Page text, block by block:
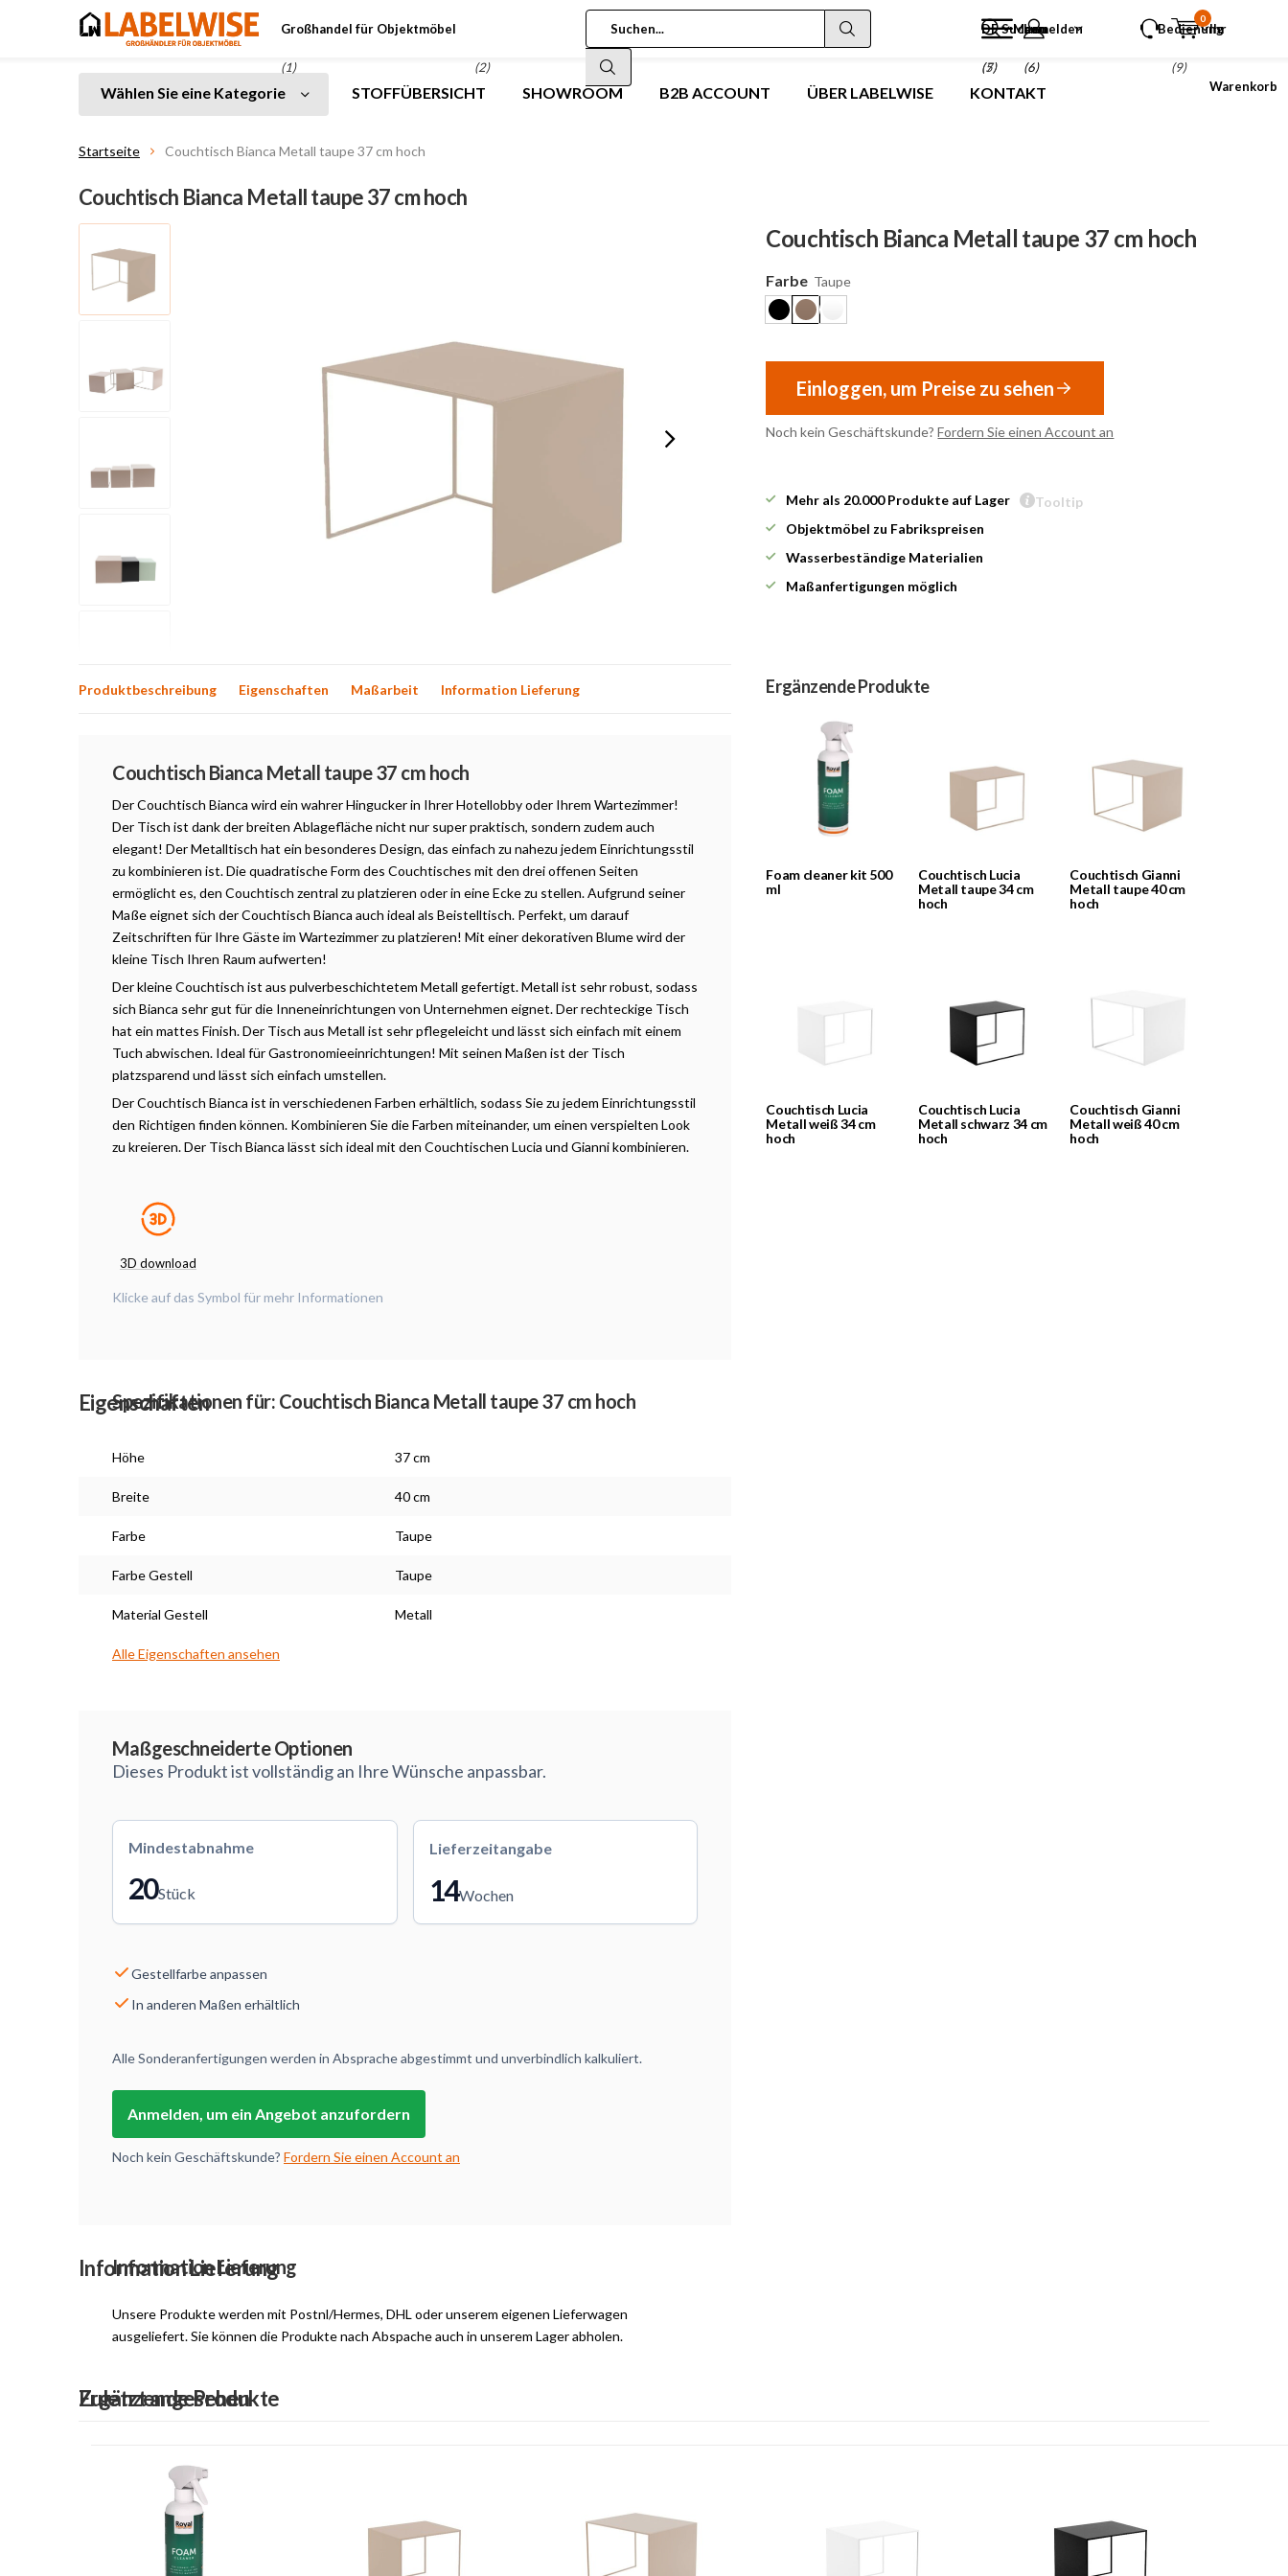
Großhandel für Objektmöbel
(1) (2)
DE Suchen
(5)
anmelden
(6)
Menu
(7)
Bedienung
Ihr
Warenkorb
0
(9)
Wählen Sie eine Kategorie STOFFÜBERSICHT SHOWROOM B2B ACCOUNT ÜBER LABELWISE KONTAKT
Startseite Couchtisch Bianca Metall taupe 37 cm hoch
Couchtisch Bianca Metall taupe 37 cm hoch
Couchtisch Bianca Metall taupe 37 cm hoch
Farbe Taupe
Einloggen, um Preise zu sehen
Noch kein Geschäftskunde?Fordern Sie einen Account an
Mehr als 20.000 Produkte auf Lager
Tooltip
Objektmöbel zu Fabrikspreisen
Wasserbeständige Materialien
Maßanfertigungen möglich
Produktbeschreibung Eigenschaften Maßarbeit Information Lieferung
Couchtisch Bianca Metall taupe 37 cm hoch
Der Couchtisch Bianca wird ein wahrer Hingucker in Ihrer Hotellobby oder Ihrem Wartezimmer!
Der Tisch ist dank der breiten Ablagefläche nicht nur super praktisch, sondern zudem auch
elegant! Der Metalltisch hat ein besonderes Design, das einfach zu nahezu jedem Einrichtungsstil
zu kombinieren ist. Die quadratische Form des Couchtisches mit den drei offenen Seiten
ermöglicht es, den Couchtisch zentral zu platzieren oder in eine Ecke zu stellen. Aufgrund seiner
Maße eignet sich der Couchtisch Bianca auch ideal als Beistelltisch. Perfekt, um darauf
Zeitschriften für Ihre Gäste im Wartezimmer zu platzieren! Mit einer dekorativen Blume wird der
kleine Tisch Ihren Raum aufwerten!
Der kleine Couchtisch ist aus pulverbeschichtetem Metall gefertigt. Metall ist sehr robust, sodass
sich Bianca sehr gut für die Inneneinrichtungen von Unternehmen eignet. Der rechteckige Tisch
hat ein mattes Finish. Der Tisch aus Metall ist sehr pflegeleicht und lässt sich einfach mit einem
Tuch abwischen. Ideal für Gastronomieeinrichtungen! Mit seinen Maßen ist der Tisch
platzsparend und lässt sich einfach umstellen.
Der Couchtisch Bianca ist in verschiedenen Farben erhältlich, sodass Sie zu jedem Einrichtungsstil
den Richtigen finden können. Kombinieren Sie die Farben miteinander, um einen verspielten Look
zu kreieren. Der Tisch Bianca lässt sich ideal mit den Couchtischen Lucia und Gianni kombinieren.
3D download
Klicke auf das Symbol für mehr Informationen
Eigenschaften
Spezifikationen für: Couchtisch Bianca Metall taupe 37 cm hoch
Höhe 37 cm
Breite 40 cm
Farbe Taupe
Farbe Gestell Taupe
Material Gestell Metall
Alle Eigenschaften ansehen
Maßgeschneiderte Optionen
Dieses Produkt ist vollständig an Ihre Wünsche anpassbar.
Mindestabnahme
20Stück
Lieferzeitangabe
14Wochen
Gestellfarbe anpassen
In anderen Maßen erhältlich
Alle Sonderanfertigungen werden in Absprache abgestimmt und unverbindlich kalkuliert.
Anmelden, um ein Angebot anzufordern
Noch kein Geschäftskunde? Fordern Sie einen Account an
Information Lieferung
Information Lieferung
Unsere Produkte werden mit Postnl/Hermes, DHL oder unserem eigenen Lieferwagen
ausgeliefert. Sie können die Produkte nach Abspache auch in unserem Lager abholen.
Ergänzende Produkte
Foam cleaner kit 500
ml
Couchtisch Lucia
Metall taupe 34 cm
hoch
Couchtisch Gianni
Metall taupe 40 cm
hoch
Couchtisch Lucia
Metall weiß 34 cm
hoch
Couchtisch Lucia
Metall schwarz 34 cm
hoch
Couchtisch Gianni
Metall weiß 40 cm
hoch
Ergänzende Produkte
Zuletzt angesehen